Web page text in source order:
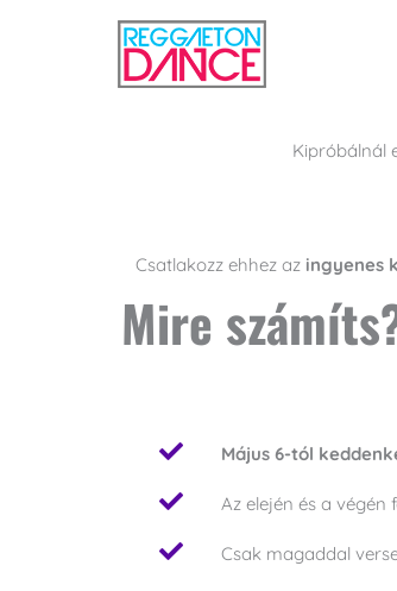
Kipróbálnál
Csatlakozz ehhez az ingyenes
Mire
Május 6-tól
Az elején és a
Csak magaddal